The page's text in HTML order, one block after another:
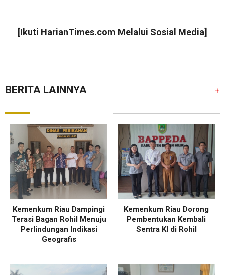
[Ikuti HarianTimes.com Melalui Sosial Media]
BERITA LAINNYA +
Kemenkum Riau Dampingi
Terasi Bagan Rohil Menuju
Perlindungan Indikasi
Geografis
Kemenkum Riau Dorong
Pembentukan Kembali
Sentra KI di Rohil